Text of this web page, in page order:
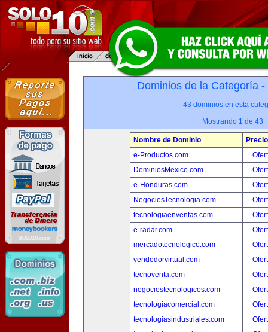
Dominios de la Categoría -
43 dominios en esta
Mostrando 1 de 43
Nombre de Dominio
Precio
e-Productos.com
DominiosMexico.com
e-Honduras.com
NegociosTecnologia.com
tecnologiaenventas.com
e-radar.com
mercadotecnologico.com
vendedorvirtual.com
tecnoventa.com
negociostecnologicos.com
tecnologiacomercial.com
tecnologiasindustriales.com